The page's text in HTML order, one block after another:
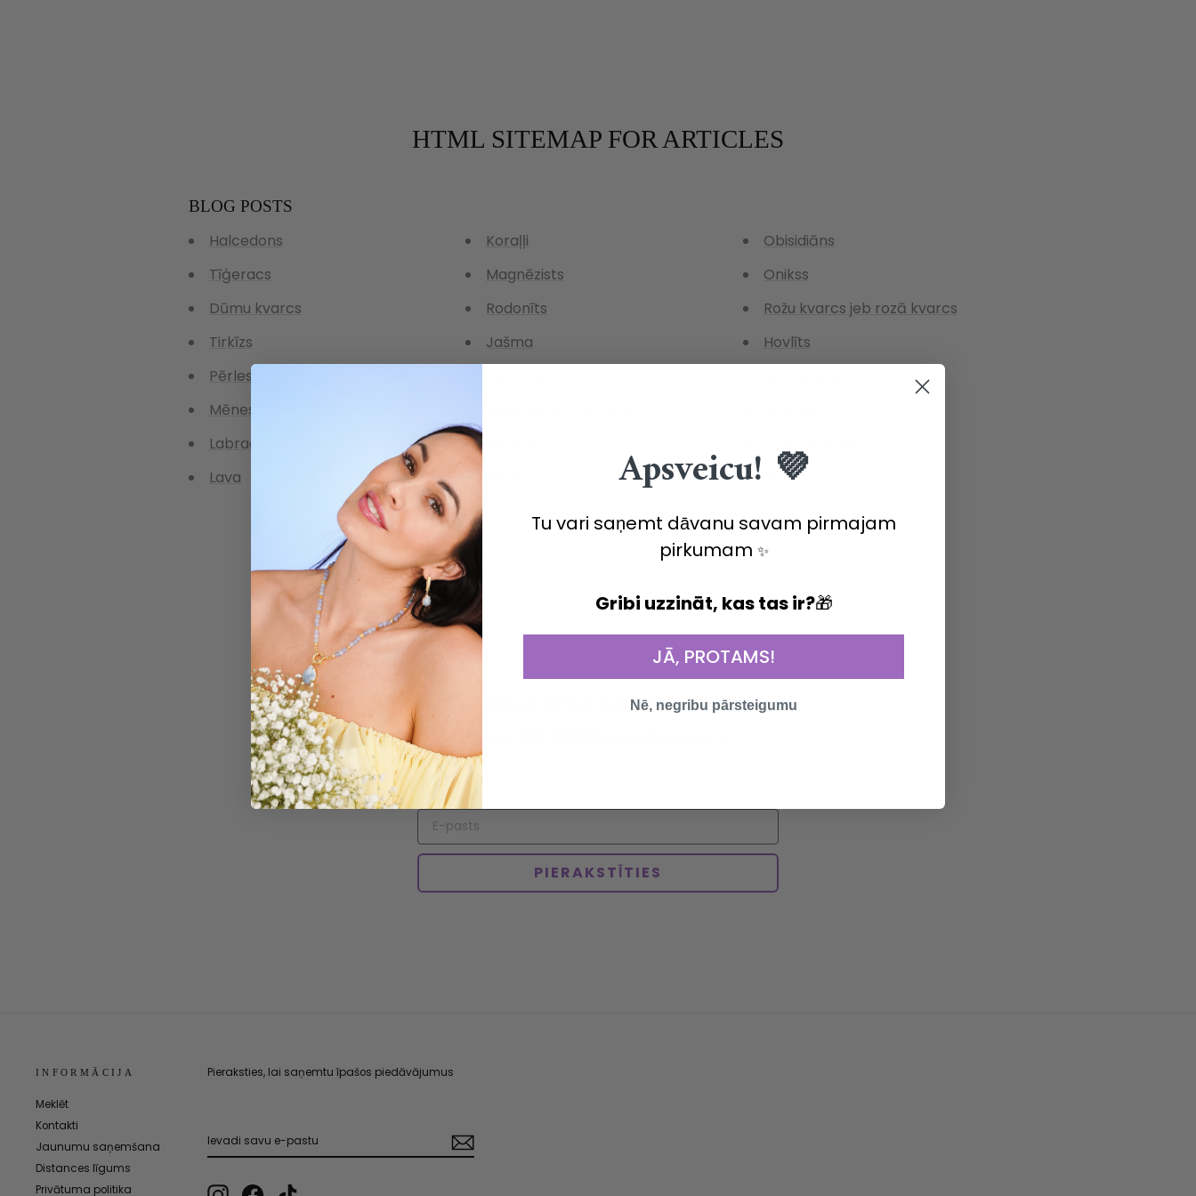
HTML SITEMAP FOR ARTICLES
BLOG POSTS
Halcedons
Tīģeracs
Dūmu kvarcs
Tirkīzs
Pērles
Mēness akmens
Labradorīts
Lava
Koraļļi
Magnēzists
Rodonīts
Jašma
Obisidiāns
Onikss
Rožu kvarcs jeb rozā kvarcs
Hovlīts
Ametists
PIERAKSTIES JAUNUMIEM!
PIERAKSTĪTIES
INFORMĀCIJA
Meklēt
Kontakti
Jaunumu saņemšana
Distances līgums
Privātuma politika
Pieraksties, lai saņemtu īpašos piedāvājumus
SAVU
E-
PASTU
InstagramFacebookTikTok
Требуется вход в систему
Войдите в свою учетную запись, чтобы добавить товары в список
желаний и просмотреть ранее сохраненные товары.
Авторизоваться
Apsveicu! 💜
Tu vari saņemt dāvanu savam pirmajam
pirkumam ✨
Gribi uzzināt, kas tas ir?🎁
JĀ, PROTAMS!
Nē, negribu pārsteigumu